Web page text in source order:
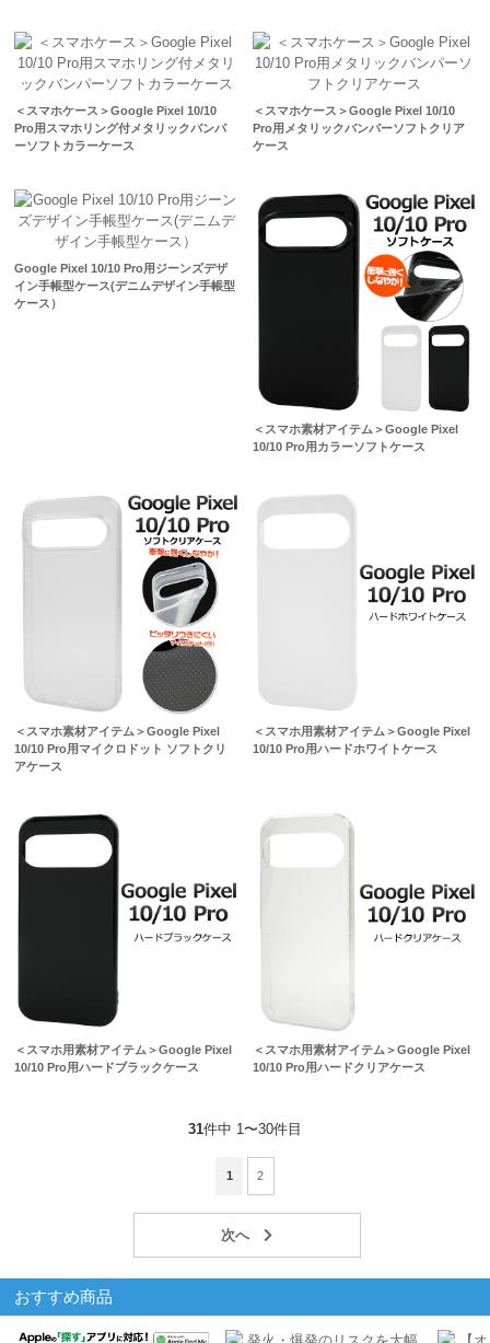
＜スマホケース＞Google Pixel 10/10
Pro用スマホリング付メタリックバンパ
ーソフトカラーケース
＜スマホケース＞Google Pixel 10/10
Pro用メタリックバンパーソフトクリア
ケース
Google Pixel 10/10 Pro用ジーンズデザ
イン手帳型ケース(デニムデザイン手帳型
ケース）
＜スマホ素材アイテム＞Google Pixel
10/10 Pro用カラーソフトケース
＜スマホ素材アイテム＞Google Pixel
10/10 Pro用マイクロドット ソフトクリ
アケース
＜スマホ用素材アイテム＞Google Pixel
10/10 Pro用ハードホワイトケース
＜スマホ用素材アイテム＞Google Pixel
10/10 Pro用ハードブラックケース
＜スマホ用素材アイテム＞Google Pixel
10/10 Pro用ハードクリアケース
31件中 1〜30件目
1 2
おすすめ商品